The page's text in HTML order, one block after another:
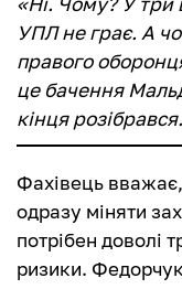
УПЛ не грає. А
правого
це бачення
кінця
Фахівець
одразу міняти
потрібен доволі
ризики.